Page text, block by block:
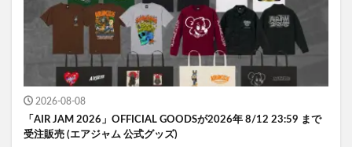
2026-08-08
「AIR JAM 2026」OFFICIAL GOODSが2026年 8/12 23:59 まで
受注販売 (エアジャム 公式グッズ)